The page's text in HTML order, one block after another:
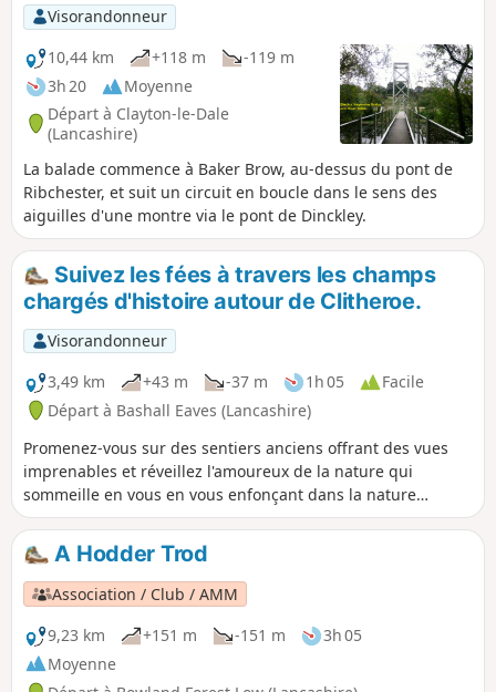
Visorandonneur
10,44 km
+118 m
-119 m
3h 20
Moyenne
Départ à Clayton-le-Dale
(Lancashire)
La balade commence à Baker Brow, au-dessus du pont de
Ribchester, et suit un circuit en boucle dans le sens des
aiguilles d'une montre via le pont de Dinckley.
Suivez les fées à travers les champs
chargés d'histoire autour de Clitheroe.
Visorandonneur
3,49 km
+43 m -37 m 1h 05
Facile
Départ à Bashall Eaves (Lancashire)
Promenez-vous sur des sentiers anciens offrant des vues
imprenables et réveillez l'amoureux de la nature qui
sommeille en vous en vous enfonçant dans la nature
sauvage.
A Hodder Trod
Association / Club / AMM
9,23 km
+151 m -151 m
3h 05
Moyenne